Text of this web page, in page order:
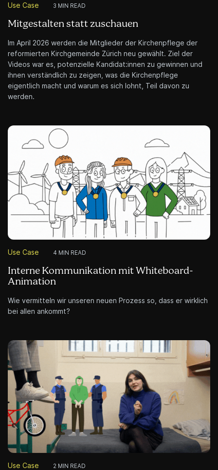
Use Case 3 MIN READ
Mitgestalten statt zuschauen
Im April 2026 werden die Mitglieder der Kirchenpflege der
reformierten Kirchgemeinde Zürich neu gewählt. Ziel der
Videos war es, potenzielle Kandidat:innen zu gewinnen und
ihnen verständlich zu zeigen, was die Kirchenpflege
eigentlich macht und warum es sich lohnt, Teil davon zu
werden.
Use Case 4 MIN READ
Interne Kommunikation mit Whiteboard-
Animation
Wie vermitteln wir unseren neuen Prozess so, dass er wirklich
bei allen ankommt?
Use Case 2 MIN READ